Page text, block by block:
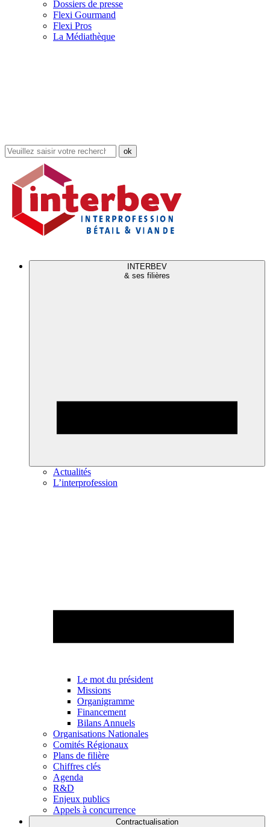
Dossiers de presse
Flexi Gourmand
Flexi Pros
La Médiathèque
Rechercher
dans
site
INTERBEV
& ses filières
Actualités
L’interprofession
Le mot du président
Missions
Organigramme
Financement
Bilans Annuels
Organisations Nationales
Comités Régionaux
Plans de filière
Chiffres clés
Agenda
R&D
Enjeux publics
Appels à concurrence
Contractualisation